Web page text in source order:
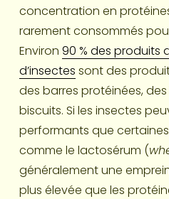
concentration en
rarement consommés
Environ 90 % des produits
d’insectes sont des
des barres protéinées,
biscuits. Si les insectes
performants que
comme le lactosérum (
généralement une
plus élevée que les